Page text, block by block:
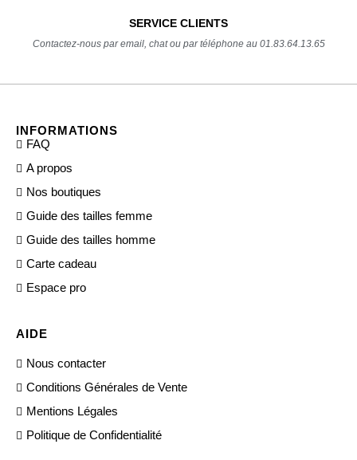
SERVICE CLIENTS
Contactez-nous par email, chat ou par téléphone au 01.83.64.13.65
INFORMATIONS
FAQ
A propos
Nos boutiques
Guide des tailles femme
Guide des tailles homme
Carte cadeau
Espace pro
AIDE
Nous contacter
Conditions Générales de Vente
Mentions Légales
Politique de Confidentialité